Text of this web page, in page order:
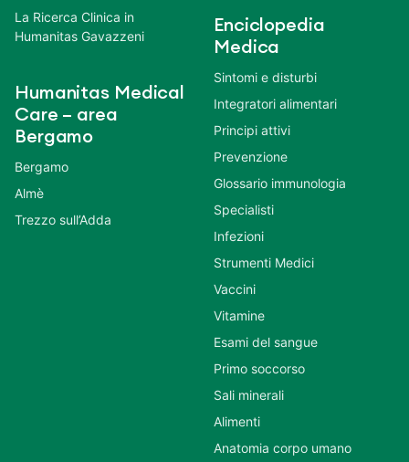
La Ricerca Clinica in
Humanitas Gavazzeni
Humanitas Medical
Care – area
Bergamo
Bergamo
Almè
Trezzo sull’Adda
Enciclopedia
Medica
Sintomi e disturbi
Integratori alimentari
Principi attivi
Prevenzione
Glossario immunologia
Specialisti
Infezioni
Strumenti Medici
Vaccini
Vitamine
Esami del sangue
Primo soccorso
Sali minerali
Alimenti
Anatomia corpo umano